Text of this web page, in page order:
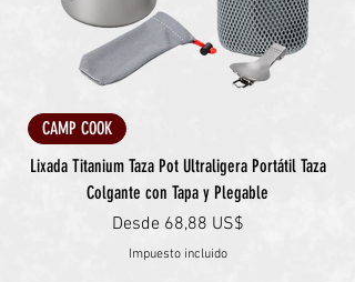
CAMP COOK
Lixada Titanium Taza Pot Ultraligera Portátil Taza
Colgante con Tapa y Plegable
Desde 68,88 US$
Precio de oferta
Impuesto incluido